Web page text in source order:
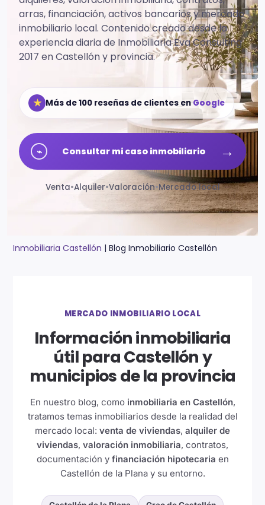
arras, financiación, activos bancarios y mercado
inmobiliario local. Contenido creado desde la
experiencia diaria de Inmobiliaria Eva Consulting
2017 en Castellón y provincia.
★ Más de 100 reseñas de clientes enGoogle
⌁ Consultar mi caso inmobiliario →
Venta•Alquiler•Valoración•Mercado local
Inmobiliaria Castellón | Blog Inmobiliario Castellón
MERCADO INMOBILIARIO LOCAL
Información inmobiliaria
útil para Castellón y
municipios de la provincia
En nuestro blog, como inmobiliaria en Castellón,
tratamos temas inmobiliarios desde la realidad del
mercado local: venta de viviendas, alquiler de
viviendas, valoración inmobiliaria, contratos,
documentación y financiación hipotecaria en
Castellón de la Plana y su entorno.